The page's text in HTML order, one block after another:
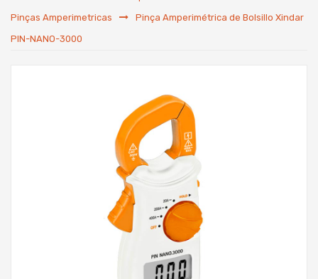
Pinças Amperimetricas
Pinça Amperimétrica de Bolsillo Xindar
PIN-NANO-3000